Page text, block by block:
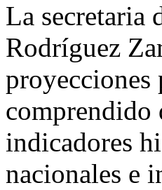
La secretaria
Rodríguez
proyecciones
comprendido
indicadores
nacionales e